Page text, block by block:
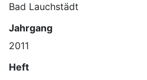
Bad Lauchstädt
Jahrgang
2011
Heft